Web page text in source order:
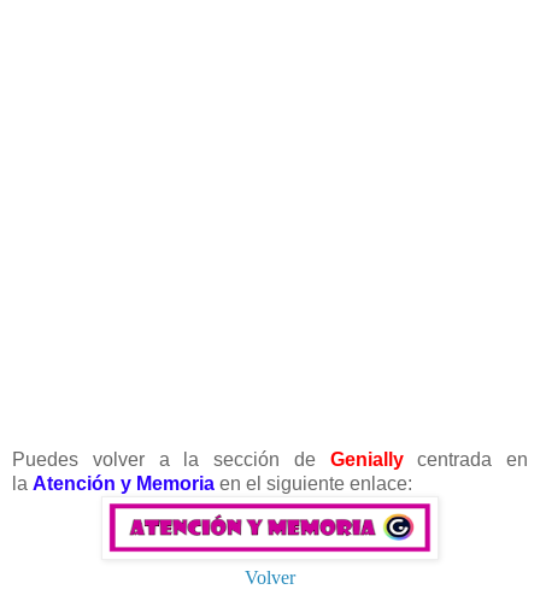
Puedes volver a la sección de Geniallycentrada en
la Atención y Memoria en el siguiente enlace:
Volver